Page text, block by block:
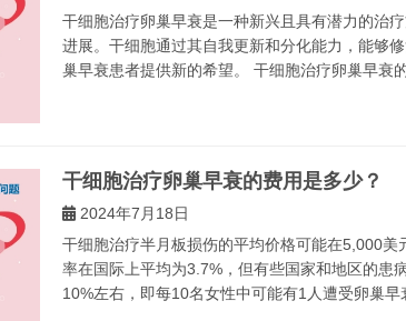
干细胞治疗卵巢早衰是一种新兴且具有潜力的治
进展。干细胞通过其自我更新和分化能力，能够
巢早衰患者提供新的希望。 干细胞治疗卵巢早衰
干细胞治疗卵巢早衰的费用是多少？
2024年7月18日
干细胞治疗半月板损伤的平均价格可能在5,000
率在国际上平均为3.7%，但有些国家和地区的患
10%左右，即每10名女性中可能有1人遭受卵巢早